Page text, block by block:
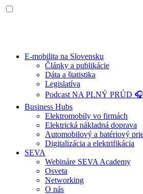
E-mobilita na Slovensku
Články a publikácie
Dáta a štatistika
Legislatíva
Podcast NA PLNÝ PRÚD 🎧
Business Hubs
Elektromobily vo firmách
Elektrická nákladná doprava
Automobilový a batériový
Digitalizácia a elektrifikácia
SEVA
Webináre SEVA Academy
Osveta
Networking
O nás